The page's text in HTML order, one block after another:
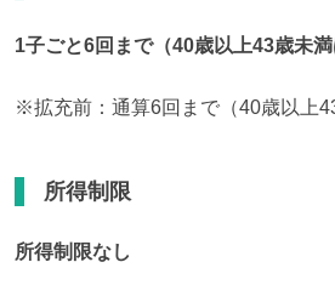
1子ごと6回まで（40歳以上43歳未満
※拡充前：通算6回まで（40歳以上
所得制限
所得制限なし